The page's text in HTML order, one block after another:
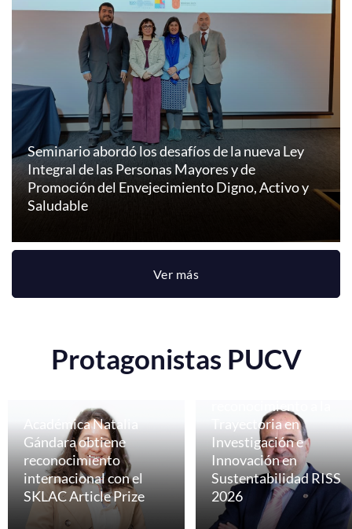
Seminario abordó los desafíos de la nueva Ley
Integral de las Personas Mayores y de
Promoción del Envejecimiento Digno, Activo y
Saludable
Ver más
Protagonistas PUCV
Académica Natalia
Gándara obtiene
reconocimiento
internacional con el
SKLAC Article Prize
Profesor Rolando
reconocimiento a la
Trayectoria en
Investigación e
Innovación en
Sustentabilidad RISS
2026